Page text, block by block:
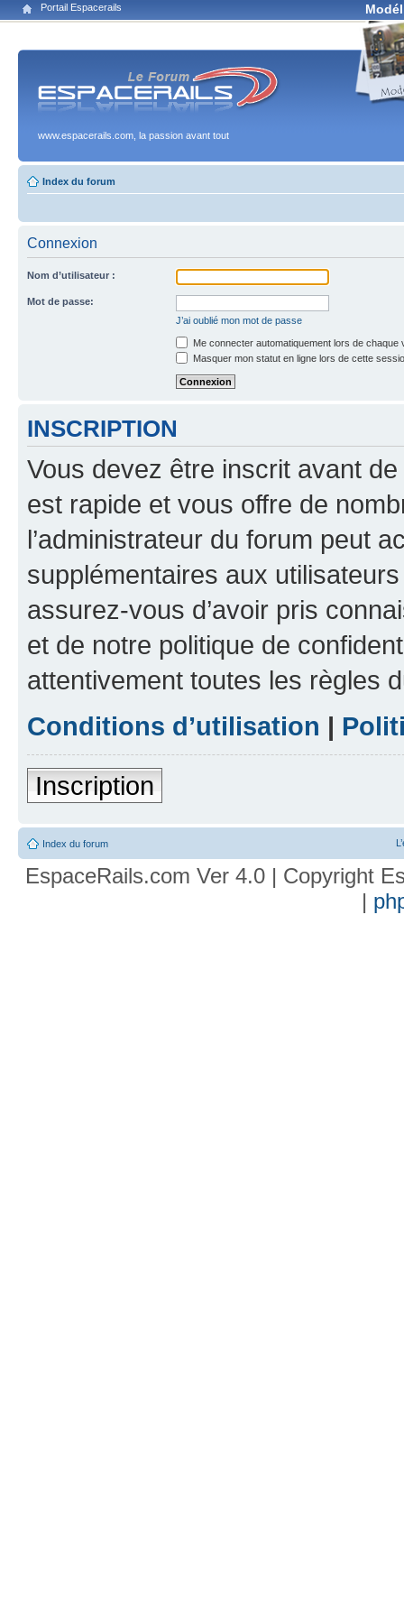
Portail Espacerails
www.espacerails.com, la passion avant tout
Index du forum
Connexion
Nom d’utilisateur :
Mot de passe:
J’ai oublié mon mot de passe
Me connecter automatiquement lors de chaque
Masquer mon statut en ligne lors de cette
INSCRIPTION
Vous devez être inscrit avant
est rapide et vous offre de
l’administrateur du forum peut
supplémentaires aux
assurez-vous d’avoir pris
et de notre politique de
attentivement toutes les règles
Conditions d’utilisation |
Inscription
Index du forum
EspaceRails.com Ver 4.0 | Copyright
|